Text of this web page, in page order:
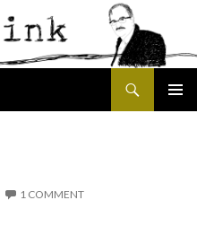
1 COMMENT